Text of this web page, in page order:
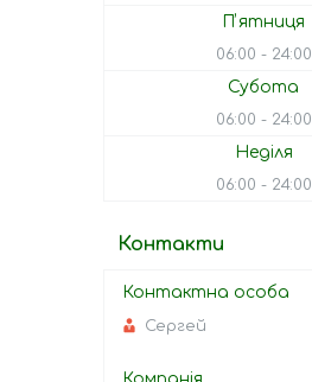
Пʼятниця
06:00 24:00
Субота
06:00 24:00
Неділя
06:00 24:00
Контакти
Сергей